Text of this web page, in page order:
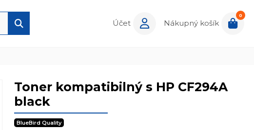
Účet Nákupný košík
0
Toner kompatibilný s HP CF294A
black
BlueBird Quality